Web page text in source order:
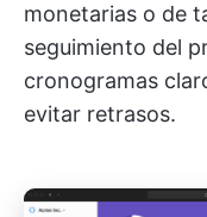
monetarias o de
seguimiento del
cronogramas
evitar retrasos.